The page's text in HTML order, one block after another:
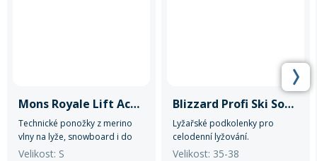
Mons Royale Lift Access Sock
Technické ponožky z merino
vlny na lyže, snowboard i do
pohorek.
Velikost: S
Blizzard Profi Ski Socks
Lyžařské podkolenky pro
celodenní lyžování.
Velikost: 35-38